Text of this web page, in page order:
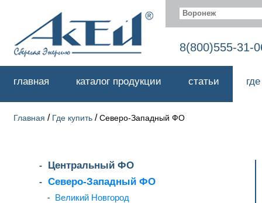
Воронеж
8(800)555-31-
главная каталог продукции статьи
Главная / Где купить /Северо-Западный ФО
Центральный ФО
Северо-Западный ФО
Великий Новгород